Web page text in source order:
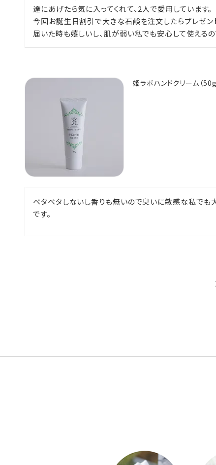
達にあげたら気に入ってくれて、2人で愛用しています。
今回お誕生日割引で大きな石鹸を注文したらプレゼン
届いた時も嬉しいし、肌が弱い私でも安心して使えるの
姫ラボハンドクリーム（50g
ベタベタしないし香りも無いので臭いに敏感な私でも
です。